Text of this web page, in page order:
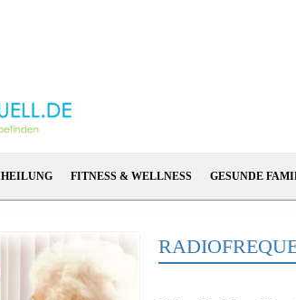
HEILUNG FITNESS & WELLNESS GESUNDE